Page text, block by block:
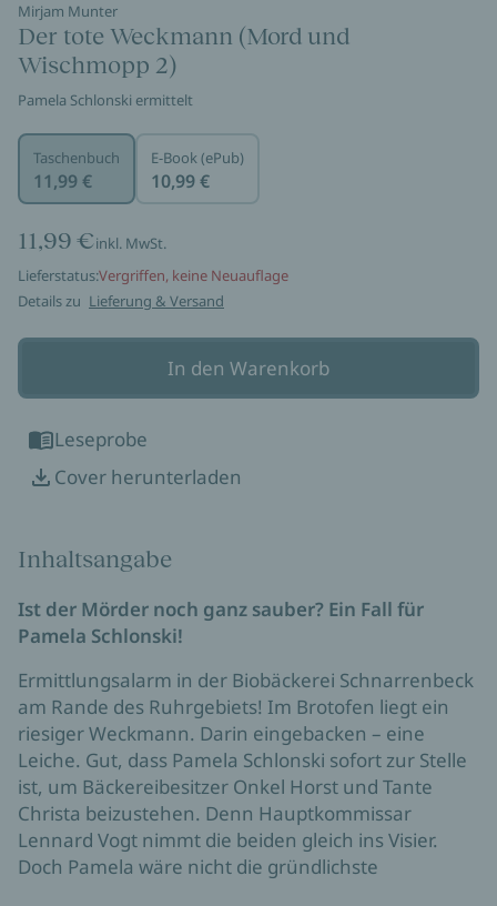
Mirjam Munter
Der tote Weckmann (Mord und
Wischmopp 2)
Pamela Schlonski ermittelt
Taschenbuch
11,99 €
E-Book (ePub)
10,99 €
11,99 €inkl. MwSt.
Lieferstatus:Vergriffen, keine Neuauflage
Details zu Lieferung & Versand
In den Warenkorb
Leseprobe
Cover herunterladen
Inhaltsangabe
Ist der Mörder noch ganz sauber? Ein Fall für
Pamela Schlonski!
Ermittlungsalarm in der Biobäckerei Schnarrenbeck
am Rande des Ruhrgebiets! Im Brotofen liegt ein
riesiger Weckmann. Darin eingebacken – eine
Leiche. Gut, dass Pamela Schlonski sofort zur Stelle
ist, um Bäckereibesitzer Onkel Horst und Tante
Christa beizustehen. Denn Hauptkommissar
Lennard Vogt nimmt die beiden gleich ins Visier.
Doch Pamela wäre nicht die gründlichste